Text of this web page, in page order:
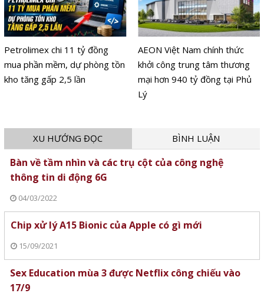
Petrolimex chi 11 tỷ đồng
mua phần mềm, dự phòng tồn
kho tăng gấp 2,5 lần
AEON Việt Nam chính thức
khởi công trung tâm thương
mại hơn 940 tỷ đồng tại Phủ
Lý
XU HƯỚNG ĐỌC BÌNH LUẬN
Bàn về tầm nhìn và các trụ cột của công nghệ
thông tin di động 6G
04/03/2022
Chip xử lý A15 Bionic của Apple có gì mới
15/09/2021
Sex Education mùa 3 được Netflix công chiếu vào
17/9